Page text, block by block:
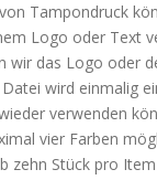
Tampondruck
Logo oder Text
wir das Logo oder
wird einmalig
verwenden
vier Farben
zehn Stück pro